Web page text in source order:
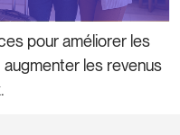
pour améliorer les
les revenus